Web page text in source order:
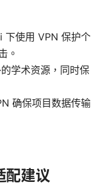
下使用 VPN 保护个
。
学术资源，同时保
确保项目数据传输
配建议